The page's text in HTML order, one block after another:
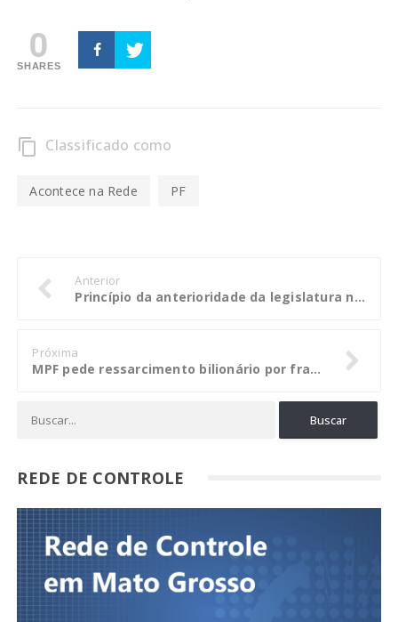
0
SHARES
content_copy Classificado como
Acontece na Rede PF
Anterior
Princípio da anterioridade da legislatura não se aplica à verba indenizatória
Próxima
MPF pede ressarcimento bilionário por fraudes nas obras do TRT de São Paulo
REDE DE CONTROLE